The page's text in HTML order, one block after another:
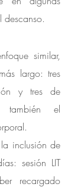
descanso.
similar,
largo: tres
y tres de
también el
inclusión de
sesión LIT
recargado